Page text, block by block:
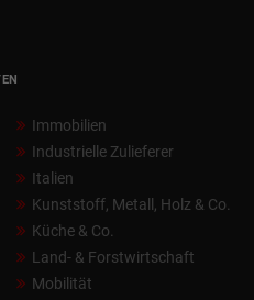
Immobilien
Industrielle Zulieferer
Italien
Kunststoff, Metall, Holz & Co.
Küche & Co.
Land- & Forstwirtschaft
Mobilität